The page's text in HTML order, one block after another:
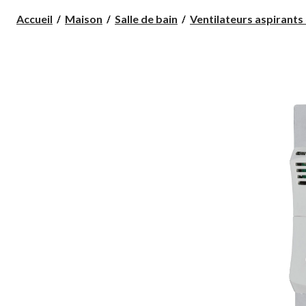
Accueil Maison Salle de bain Ventilateurs aspirants